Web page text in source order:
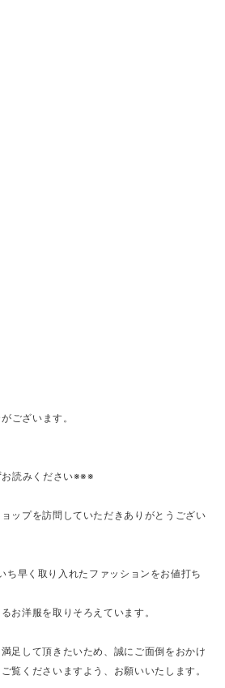
ございます。
読みください※※※
ップを訪問していただきありがとうござい
ち早く取り入れたファッションをお値打ち
お洋服を取りそろえています。
足して頂きたいため、誠にご面倒をおかけ
覧くださいますよう、お願いいたします。